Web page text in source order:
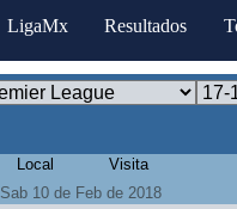
LigaMx Resultados
Local Visita
Sab 10 de Feb de 2018